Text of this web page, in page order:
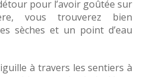
pour l’avoir goûtée sur
vous trouverez bien
sèches et un point d’eau
à travers les sentiers à